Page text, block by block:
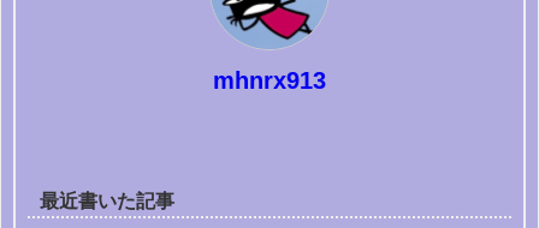
mhnrx913
最近書いた記事